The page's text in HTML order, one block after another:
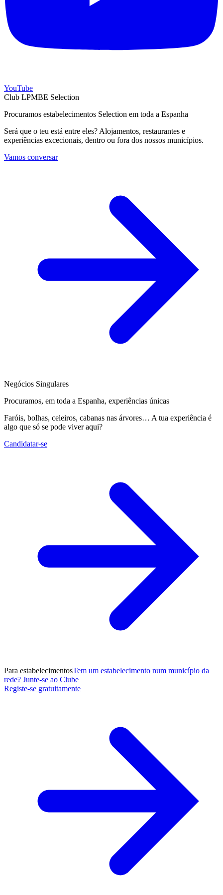
YouTube
Club LPMBE Selection
Procuramos estabelecimentos Selection em toda a Espanha
Será que o teu está entre eles? Alojamentos, restaurantes e
experiências excecionais, dentro ou fora dos nossos municípios.
Vamos conversar
Negócios Singulares
Procuramos, em toda a Espanha, experiências únicas
Faróis, bolhas, celeiros, cabanas nas árvores… A tua experiência é
algo que só se pode viver aqui?
Candidatar-se
Para estabelecimentosTem um estabelecimento num município da
rede? Junte-se ao Clube
Registe-se gratuitamente